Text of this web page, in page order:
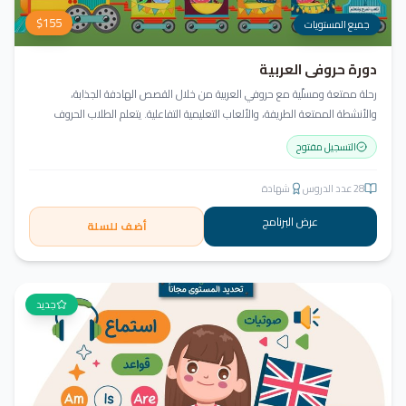
جميع المستويات $155
دورة حروفي العربية
رحلة ممتعة ومسلّية مع حروفي العربية من خلال القصص الهادفة الجذابة،
والأنشطة الممتعة الطريفة، والألعاب التعليمية التفاعلية. يتعلم الطلاب الحروف
وأشكالها، التعرف على نمط الكتابة من اليمين إلى اليسار، قراءة كلمات ثلاثية مع
الفتحة، وإثراء الحصيلة اللغوية.
التسجيل مفتوح
28عدد الدروس شهادة
عرض البرنامج أضف للسلة
جديد